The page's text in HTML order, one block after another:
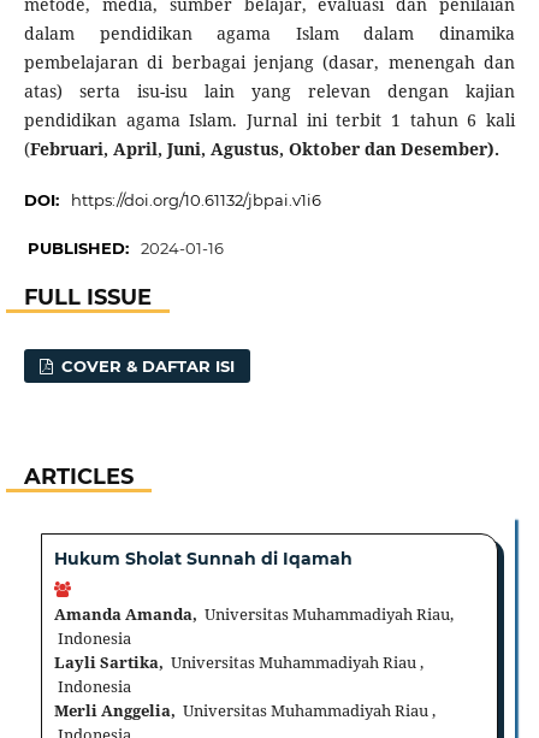
dalam pendidikan agama Islam dalam dinamika
pembelajaran di berbagai jenjang (dasar, menengah dan
atas) serta isu-isu lain yang relevan dengan kajian
pendidikan agama Islam. Jurnal ini terbit 1 tahun 6 kali
(Februari, April, Juni, Agustus, Oktober dan Desember).
DOI: https://doi.org/10.61132/jbpai.v1i6
PUBLISHED: 2024-01-16
FULL ISSUE
COVER & DAFTAR ISI
ARTICLES
Hukum Sholat Sunnah di Iqamah
Amanda Amanda, Universitas Muhammadiyah Riau,
Indonesia
Layli Sartika, Universitas Muhammadiyah Riau ,
Indonesia
Merli Anggelia, Universitas Muhammadiyah Riau ,